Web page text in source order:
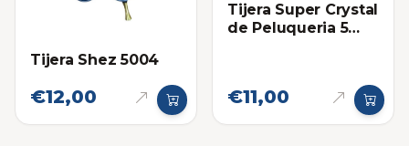
Tijera Shez 5004
€12,00
Tijera Super Crystal
de Peluqueria 5
€11,00